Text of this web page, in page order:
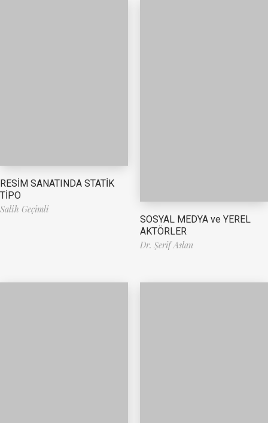
RESİM SANATINDA STATİK
TİPO
Salih Geçimli
SOSYAL MEDYA ve YEREL
AKTÖRLER
Dr. Şerif Aslan